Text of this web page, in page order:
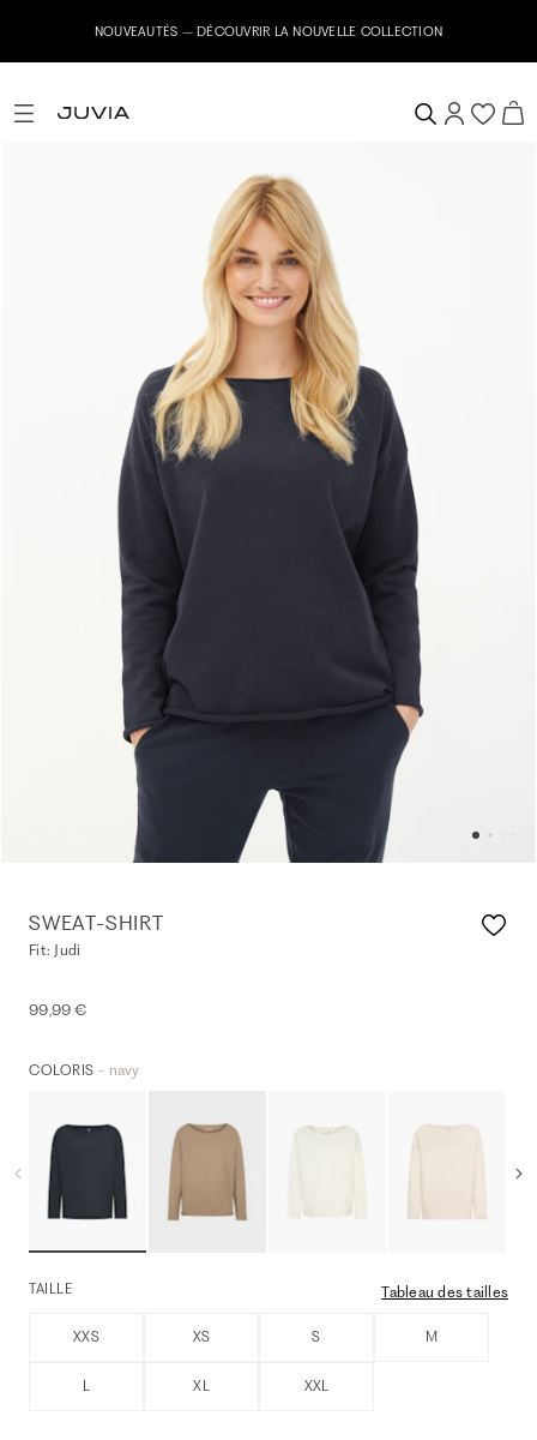
NOUVEAUTÉS – DÉCOUVRIR LA NOUVELLE COLLECTION
SWEAT-SHIRT
Fit: Judi
99,99 €
COLORIS - navy
TAILLE Tableau des tailles
XXS XS S M
L XL XXL